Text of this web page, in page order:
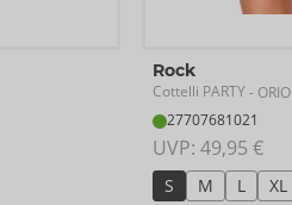
Rock
Cottelli PARTY-
27707681021
UVP: 49,95 €
S M L XL